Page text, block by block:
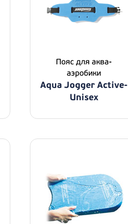
Пояс для аква-
аэробики
Aqua Jogger Active-
Unisex